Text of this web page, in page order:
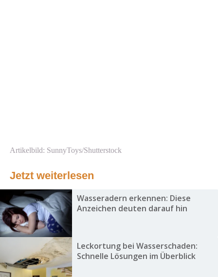
Artikelbild: SunnyToys/Shutterstock
Jetzt weiterlesen
Wasseradern erkennen: Diese
Anzeichen deuten darauf hin
Leckortung bei Wasserschaden:
Schnelle Lösungen im Überblick